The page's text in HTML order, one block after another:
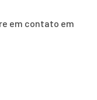
em contato em